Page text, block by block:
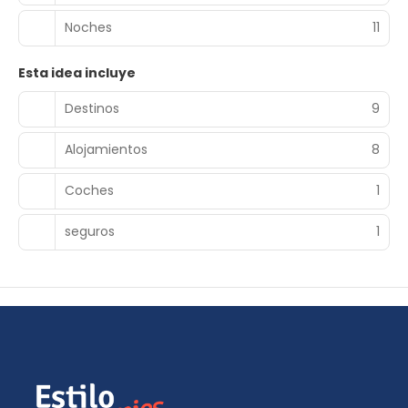
Noches 11
Esta idea incluye
Destinos
9
Alojamientos 8
Coches 1
seguros 1